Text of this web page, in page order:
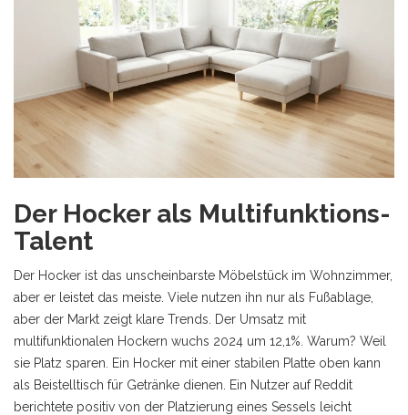
Der Hocker als Multifunktions-
Talent
Der Hocker ist das unscheinbarste Möbelstück im Wohnzimmer,
aber er leistet das meiste. Viele nutzen ihn nur als Fußablage,
aber der Markt zeigt klare Trends. Der Umsatz mit
multifunktionalen Hockern wuchs 2024 um 12,1%. Warum? Weil
sie Platz sparen. Ein Hocker mit einer stabilen Platte oben kann
als Beistelltisch für Getränke dienen. Ein Nutzer auf Reddit
berichtete positiv von der Platzierung eines Sessels leicht